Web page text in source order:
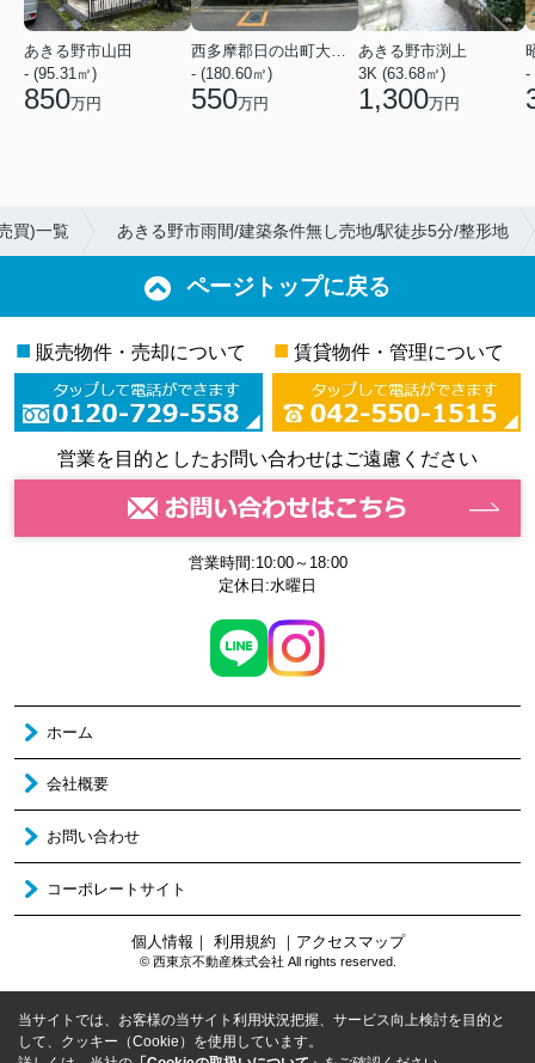
あきる野市山田
- (95.31㎡)
850万円
西多摩郡日の出町大字平井
- (180.60㎡)
550万円
あきる野市渕上
3K (63.68㎡)
1,300万円
-
買)一覧 あきる野市雨間/建築条件無し売地/駅徒歩5分/整形地
ページトップに戻る
■ 販売物件・売却について ■ 賃貸物件・管理について
営業を目的としたお問い合わせはご遠慮ください
営業時間:10:00～18:00
定休日:水曜日
ホーム
会社概要
お問い合わせ
コーポレートサイト
個人情報 ｜ 利用規約 ｜ アクセスマップ
© 西東京不動産株式会社 All rights reserved.
当サイトでは、お客様の当サイト利用状況把握、サービス向上検討を目的と
して、クッキー（Cookie）を使用しています。